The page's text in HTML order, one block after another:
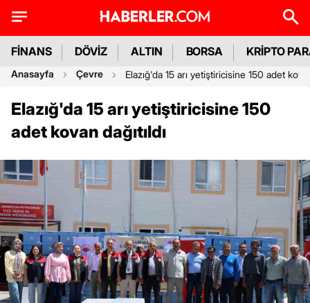
FİNANS DÖVİZ ALTIN BORSA KRİPTO
Anasayfa Çevre Elazığ'da 15 arı yetiştiricisine 150 adet
Elazığ'da 15 arı yetiştiricisine 150
adet kovan dağıtıldı